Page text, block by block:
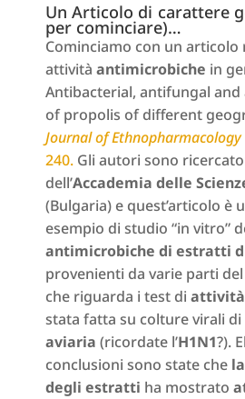
Un Articolo di carattere
per cominciare)…
Cominciamo con un
attività antimicrobiche in
Antibacterial, antifungal
of propolis of different
Journal of Ethnopharmacology
240.Gli autori sono
dell’Accademia delle
(Bulgaria) e quest’articolo è
esempio di studio “in vitro”
antimicrobiche di estratti
provenienti da varie parti
che riguarda i test di
stata fatta su colture virali di
aviaria (ricordate l’H1N1?).
conclusioni sono state che
degli estratti ha mostrato